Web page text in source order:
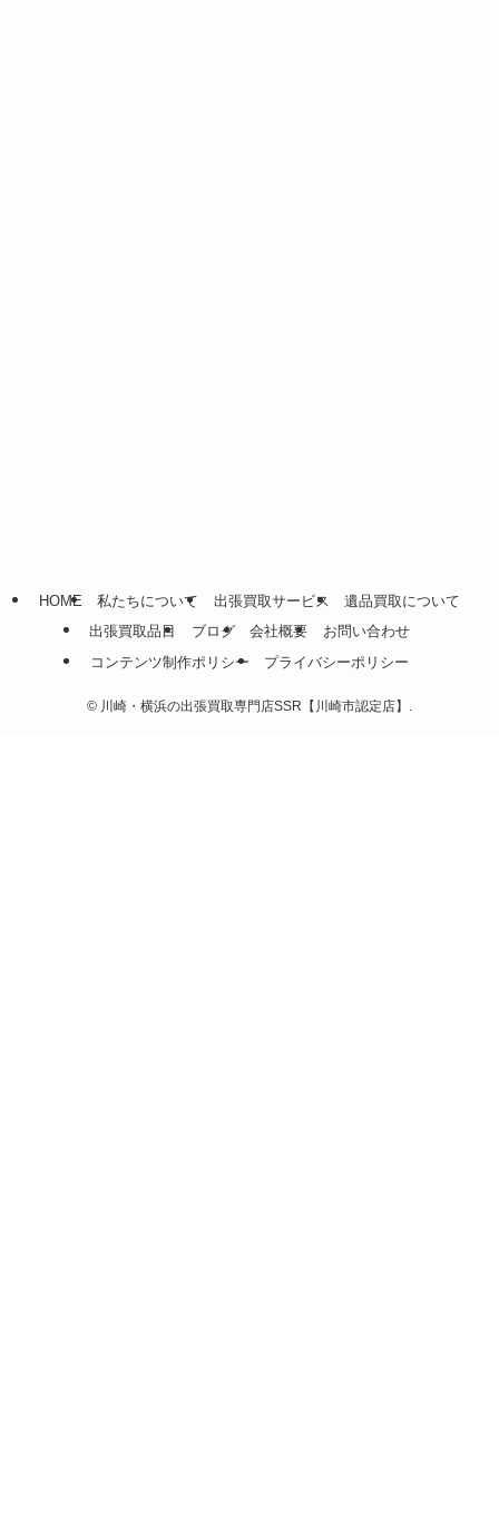
HOME 私たちについて 出張買取サービス
遺品買取について
出張買取品目
ブログ 会社概要
お問い合わせ
コンテンツ制作ポリシー
プライバシーポリシー
© 川崎・横浜の出張買取専門店SSR【川崎市認定店】.